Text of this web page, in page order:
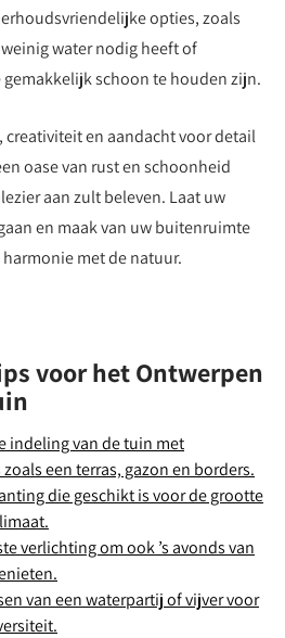
opties, zoals
water nodig heeft of
schoon te houden zijn.
en aandacht voor detail
oase van rust en schoonheid
aan zult beleven. Laat uw
en maak van uw buitenruimte
met de natuur.
voor het Ontwerpen
indeling van de tuin met
een terras, gazon en borders.
die geschikt is voor de grootte
verlichting om ook ’s avonds van
van een waterpartij of vijver voor